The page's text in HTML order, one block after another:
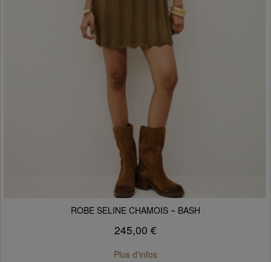
ROBE SELINE CHAMOIS ~ BASH
245,00 €
Plus d'infos